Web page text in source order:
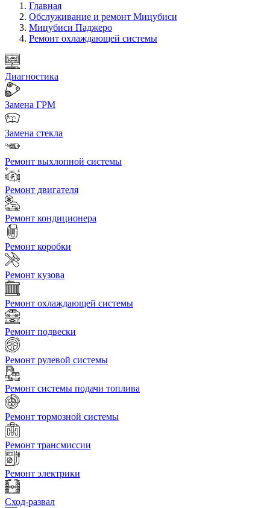
Главная
Обслуживание и ремонт Мицубиси
Мицубиси Паджеро
Ремонт охлаждающей системы
Диагностика
Замена ГРМ
Замена стекла
Ремонт выхлопной системы
Ремонт двигателя
Ремонт кондиционера
Ремонт коробки
Ремонт кузова
Ремонт охлаждающей системы
Ремонт подвески
Ремонт рулевой системы
Ремонт системы подачи топлива
Ремонт тормозной системы
Ремонт трансмиссии
Ремонт электрики
Сход-развал